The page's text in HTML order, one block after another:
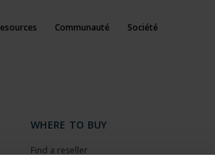
Communauté Société
WHERE TO BUY
Find a reseller